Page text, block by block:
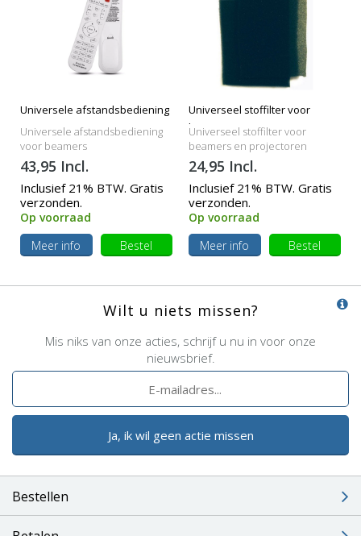
Universele afstandsbediening
Universele afstandsbediening
voor beamers
43,95 Incl.
Inclusief 21% BTW. Gratis
verzonden.
Op voorraad
Meer info
Bestel
Universeel stoffilter voor
beamers
Universeel stoffilter voor
beamers en projectoren
24,95 Incl.
Inclusief 21% BTW. Gratis
verzonden.
Op voorraad
Meer info
Bestel
Wilt u niets missen?
Mis niks van onze acties, schrijf u nu in voor onze
nieuwsbrief.
Ja, ik wil geen actie missen
Bestellen